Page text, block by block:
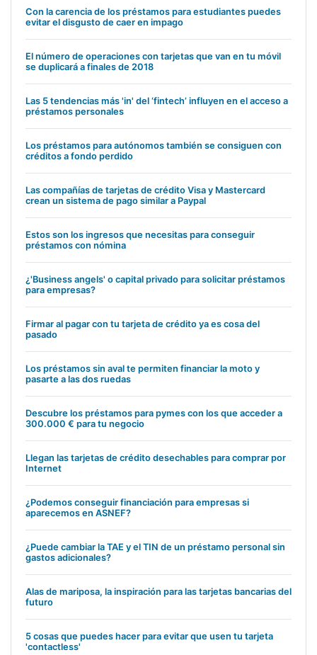
Con la carencia de los préstamos para estudiantes puedes
evitar el disgusto de caer en impago
El número de operaciones con tarjetas que van en tu móvil
se duplicará a finales de 2018
Las 5 tendencias más 'in' del ‘fintech’ influyen en el acceso a
préstamos personales
Los préstamos para autónomos también se consiguen con
créditos a fondo perdido
Las compañías de tarjetas de crédito Visa y Mastercard
crean un sistema de pago similar a Paypal
Estos son los ingresos que necesitas para conseguir
préstamos con nómina
¿'Business angels' o capital privado para solicitar préstamos
para empresas?
Firmar al pagar con tu tarjeta de crédito ya es cosa del
pasado
Los préstamos sin aval te permiten financiar la moto y
pasarte a las dos ruedas
Descubre los préstamos para pymes con los que acceder a
300.000 € para tu negocio
Llegan las tarjetas de crédito desechables para comprar por
Internet
¿Podemos conseguir financiación para empresas si
aparecemos en ASNEF?
¿Puede cambiar la TAE y el TIN de un préstamo personal sin
gastos adicionales?
Alas de mariposa, la inspiración para las tarjetas bancarias del
futuro
5 cosas que puedes hacer para evitar que usen tu tarjeta
'contactless'